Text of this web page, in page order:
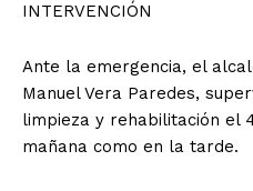
INTERVENCIÓN
Ante la emergencia, el
Manuel Vera Paredes,
limpieza y rehabilitación el
mañana como en la tarde.